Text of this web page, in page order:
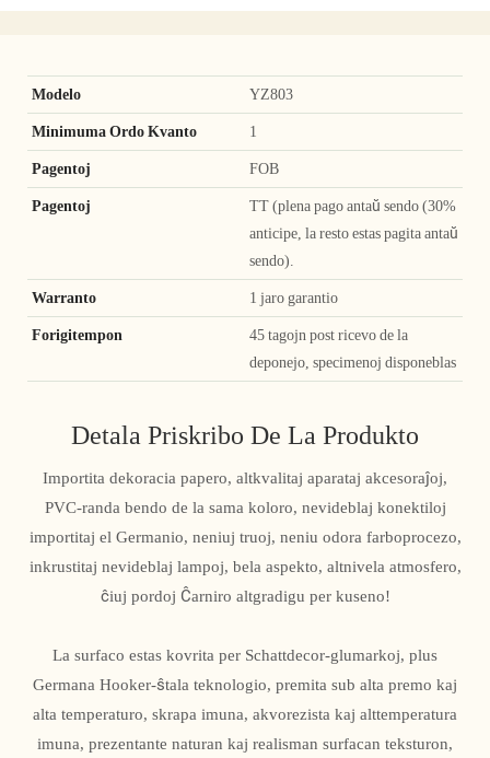
Modelo YZ803
Minimuma Ordo Kvanto 1
Pagentoj FOB
Pagentoj
TT (plena pago antaŭ sendo (30%
anticipe, la resto estas pagita antaŭ
sendo).
Warranto 1 jaro garantio
Forigitempon
45 tagojn post ricevo de la
deponejo, specimenoj disponeblas
Detala Priskribo De La Produkto
Importita dekoracia papero, altkvalitaj aparataj akcesoraĵoj,
PVC-randa bendo de la sama koloro, nevideblaj konektiloj
importitaj el Germanio, neniuj truoj, neniu odora farboprocezo,
inkrustitaj nevideblaj lampoj, bela aspekto, altnivela atmosfero,
ĉiuj pordoj Ĉarniro altgradigu per kuseno!
La surfaco estas kovrita per Schattdecor-glumarkoj, plus
Germana Hooker-ŝtala teknologio, premita sub alta premo kaj
alta temperaturo, skrapa imuna, akvorezista kaj alttemperatura
imuna, prezentante naturan kaj realisman surfacan teksturon,